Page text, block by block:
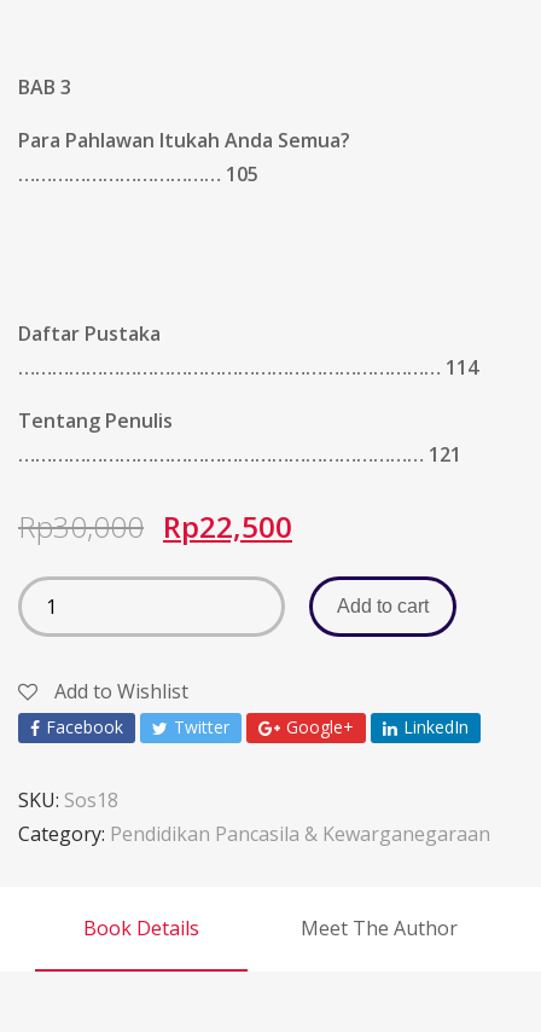
BAB 3
Para Pahlawan Itukah Anda Semua?
……………………………… 105
Daftar Pustaka
………………………………………………………………… 114
Tentang Penulis
……………………………………………………………… 121
Rp30,000 Rp22,500
Add to cart
Add to Wishlist
Facebook Twitter Google+ LinkedIn
SKU: Sos18
Category: Pendidikan Pancasila & Kewarganegaraan
Book Details Meet The Author